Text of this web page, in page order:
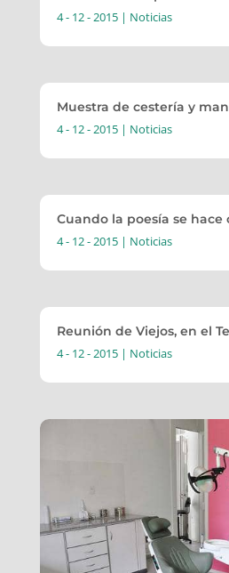
4 - 12 - 2015| Noticias
Muestra de cestería y
4 - 12 - 2015| Noticias
Cuando la poesía se hace
4 - 12 - 2015| Noticias
Reunión de Viejos, en el
4 - 12 - 2015| Noticias